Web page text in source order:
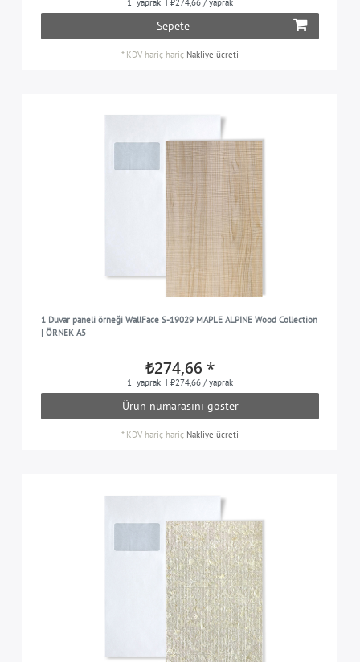
1 yaprak | ₺274,66 / yaprak
Sepete
* KDV hariç hariç Nakliye ücreti
1 Duvar paneli örneği WallFace S-19029 MAPLE ALPINE Wood Collection
| ÖRNEK A5
₺274,66 *
1 yaprak | ₺274,66 / yaprak
Ürün numarasını göster
* KDV hariç hariç Nakliye ücreti